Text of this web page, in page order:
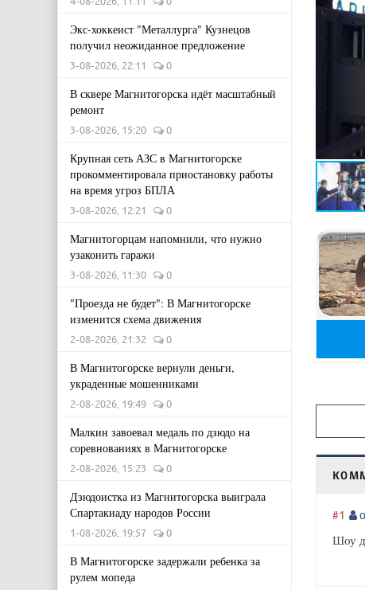
Экс-хоккеист "Металлурга" Кузнецов
получил неожиданное предложение
3-08-2026, 22:11 0
В сквере Магнитогорска идёт масштабный
ремонт
3-08-2026, 15:20 0
Крупная сеть АЗС в Магнитогорске
прокомментировала приостановку работы
на время угроз БПЛА
3-08-2026, 12:21 0
Магнитогорцам напомнили, что нужно
узаконить гаражи
3-08-2026, 11:30 0
"Проезда не будет": В Магнитогорске
изменится схема движения
2-08-2026, 21:32 0
В Магнитогорске вернули деньги,
украденные мошенниками
2-08-2026, 19:49 0
Малкин завоевал медаль по дзюдо на
соревнованиях в Магнитогорске
2-08-2026, 15:23 0
Дзюдоистка из Магнитогорска выиграла
Спартакиаду народов России
1-08-2026, 19:57 0
В Магнитогорске задержали ребенка за
рулем мопеда
#1
Шоу